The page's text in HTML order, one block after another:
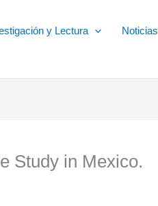
y Lectura Noticias
Study in Mexico.